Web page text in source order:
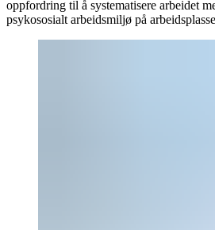
oppfordring til å systematisere arbeidet
psykososialt arbeidsmiljø på